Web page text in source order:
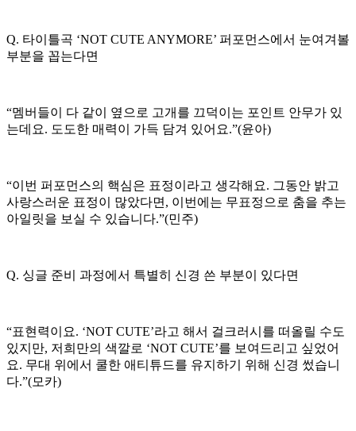
Q. 타이틀곡 ‘NOT CUTE ANYMORE’ 퍼포먼스에서 눈여겨볼
부분을 꼽는다면
“멤버들이 다 같이 옆으로 고개를 끄덕이는 포인트 안무가 있
는데요. 도도한 매력이 가득 담겨 있어요.”(윤아)
“이번 퍼포먼스의 핵심은 표정이라고 생각해요. 그동안 밝고
사랑스러운 표정이 많았다면, 이번에는 무표정으로 춤을 추는
아일릿을 보실 수 있습니다.”(민주)
Q. 싱글 준비 과정에서 특별히 신경 쓴 부분이 있다면
“표현력이요. ‘NOT CUTE’라고 해서 걸크러시를 떠올릴 수도
있지만, 저희만의 색깔로 ‘NOT CUTE’를 보여드리고 싶었어
요. 무대 위에서 쿨한 애티튜드를 유지하기 위해 신경 썼습니
다.”(모카)